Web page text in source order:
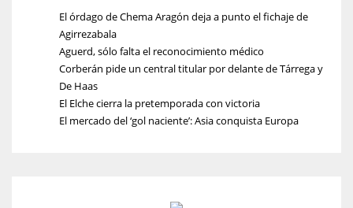
El órdago de Chema Aragón deja a punto el fichaje de
Agirrezabala
Aguerd, sólo falta el reconocimiento médico
Corberán pide un central titular por delante de Tárrega y
De Haas
El Elche cierra la pretemporada con victoria
El mercado del ‘gol naciente’: Asia conquista Europa